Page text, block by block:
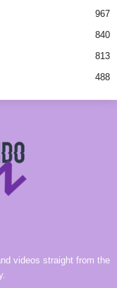
967
840
813
488
videos straight from the